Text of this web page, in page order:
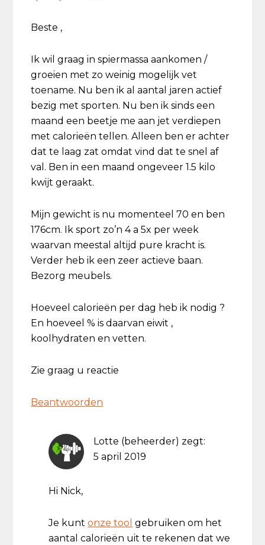
Beste ,
Ik wil graag in spiermassa aankomen /
groeien met zo weinig mogelijk vet
toename. Nu ben ik al aantal jaren actief
bezig met sporten. Nu ben ik sinds een
maand een beetje me aan jet verdiepen
met calorieën tellen. Alleen ben er achter
dat te laag zat omdat vind dat te snel af
val. Ben in een maand ongeveer 1.5 kilo
kwijt geraakt.
Mijn gewicht is nu momenteel 70 en ben
176cm. Ik sport zo’n 4 a 5x per week
waarvan meestal altijd pure kracht is.
Verder heb ik een zeer actieve baan.
Bezorg meubels.
Hoeveel calorieën per dag heb ik nodig ?
En hoeveel % is daarvan eiwit ,
koolhydraten en vetten.
Zie graag u reactie
Beantwoorden
Lotte (beheerder) zegt:
5 april 2019
Hi Nick,
Je kuntonze tool gebruiken om het
aantal calorieën uit te rekenen dat we